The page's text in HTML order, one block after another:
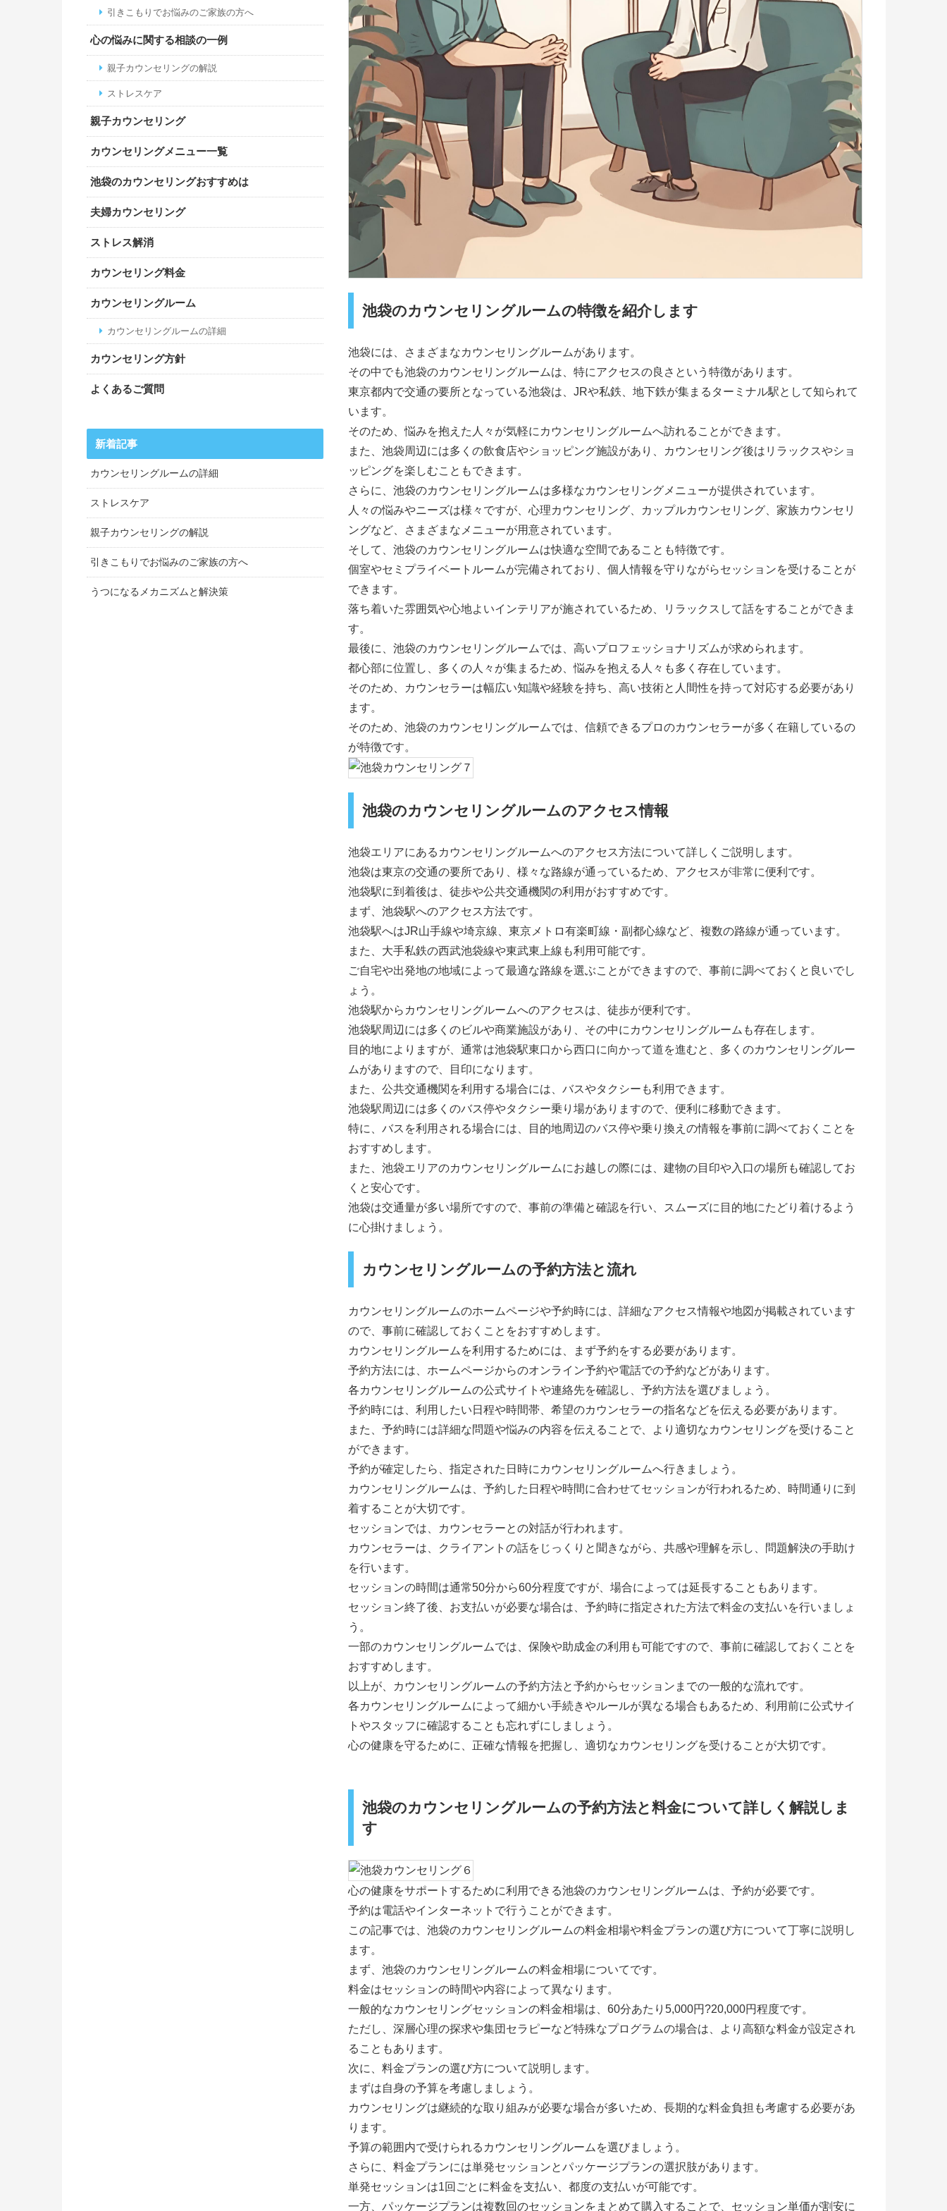
池袋のカウンセリングルームの特徴を紹介します
池袋には、さまざまなカウンセリングルームがあります。
その中でも池袋のカウンセリングルームは、特にアクセスの良さという特徴があります。
東京都内で交通の要所となっている池袋は、JRや私鉄、地下鉄が集まるターミナル駅として知られて
います。
そのため、悩みを抱えた人々が気軽にカウンセリングルームへ訪れることができます。
また、池袋周辺には多くの飲食店やショッピング施設があり、カウンセリング後はリラックスやショ
ッピングを楽しむこともできます。
さらに、池袋のカウンセリングルームは多様なカウンセリングメニューが提供されています。
人々の悩みやニーズは様々ですが、心理カウンセリング、カップルカウンセリング、家族カウンセリ
ングなど、さまざまなメニューが用意されています。
そして、池袋のカウンセリングルームは快適な空間であることも特徴です。
個室やセミプライベートルームが完備されており、個人情報を守りながらセッションを受けることが
できます。
落ち着いた雰囲気や心地よいインテリアが施されているため、リラックスして話をすることができま
す。
最後に、池袋のカウンセリングルームでは、高いプロフェッショナリズムが求められます。
都心部に位置し、多くの人々が集まるため、悩みを抱える人々も多く存在しています。
そのため、カウンセラーは幅広い知識や経験を持ち、高い技術と人間性を持って対応する必要があり
ます。
そのため、池袋のカウンセリングルームでは、信頼できるプロのカウンセラーが多く在籍しているの
が特徴です。
池袋のカウンセリングルームのアクセス情報
池袋エリアにあるカウンセリングルームへのアクセス方法について詳しくご説明します。
池袋は東京の交通の要所であり、様々な路線が通っているため、アクセスが非常に便利です。
池袋駅に到着後は、徒歩や公共交通機関の利用がおすすめです。
まず、池袋駅へのアクセス方法です。
池袋駅へはJR山手線や埼京線、東京メトロ有楽町線・副都心線など、複数の路線が通っています。
また、大手私鉄の西武池袋線や東武東上線も利用可能です。
ご自宅や出発地の地域によって最適な路線を選ぶことができますので、事前に調べておくと良いでし
ょう。
池袋駅からカウンセリングルームへのアクセスは、徒歩が便利です。
池袋駅周辺には多くのビルや商業施設があり、その中にカウンセリングルームも存在します。
目的地によりますが、通常は池袋駅東口から西口に向かって道を進むと、多くのカウンセリングルー
ムがありますので、目印になります。
また、公共交通機関を利用する場合には、バスやタクシーも利用できます。
池袋駅周辺には多くのバス停やタクシー乗り場がありますので、便利に移動できます。
特に、バスを利用される場合には、目的地周辺のバス停や乗り換えの情報を事前に調べておくことを
おすすめします。
また、池袋エリアのカウンセリングルームにお越しの際には、建物の目印や入口の場所も確認してお
くと安心です。
池袋は交通量が多い場所ですので、事前の準備と確認を行い、スムーズに目的地にたどり着けるよう
に心掛けましょう。
カウンセリングルームの予約方法と流れ
カウンセリングルームのホームページや予約時には、詳細なアクセス情報や地図が掲載されています
ので、事前に確認しておくことをおすすめします。
カウンセリングルームを利用するためには、まず予約をする必要があります。
予約方法には、ホームページからのオンライン予約や電話での予約などがあります。
各カウンセリングルームの公式サイトや連絡先を確認し、予約方法を選びましょう。
予約時には、利用したい日程や時間帯、希望のカウンセラーの指名などを伝える必要があります。
また、予約時には詳細な問題や悩みの内容を伝えることで、より適切なカウンセリングを受けること
ができます。
予約が確定したら、指定された日時にカウンセリングルームへ行きましょう。
カウンセリングルームは、予約した日程や時間に合わせてセッションが行われるため、時間通りに到
着することが大切です。
セッションでは、カウンセラーとの対話が行われます。
カウンセラーは、クライアントの話をじっくりと聞きながら、共感や理解を示し、問題解決の手助け
を行います。
セッションの時間は通常50分から60分程度ですが、場合によっては延長することもあります。
セッション終了後、お支払いが必要な場合は、予約時に指定された方法で料金の支払いを行いましょ
う。
一部のカウンセリングルームでは、保険や助成金の利用も可能ですので、事前に確認しておくことを
おすすめします。
以上が、カウンセリングルームの予約方法と予約からセッションまでの一般的な流れです。
各カウンセリングルームによって細かい手続きやルールが異なる場合もあるため、利用前に公式サイ
トやスタッフに確認することも忘れずにしましょう。
心の健康を守るために、正確な情報を把握し、適切なカウンセリングを受けることが大切です。
池袋のカウンセリングルームの予約方法と料金について詳しく解説しま
す
心の健康をサポートするために利用できる池袋のカウンセリングルームは、予約が必要です。
予約は電話やインターネットで行うことができます。
この記事では、池袋のカウンセリングルームの料金相場や料金プランの選び方について丁寧に説明し
ます。
まず、池袋のカウンセリングルームの料金相場についてです。
料金はセッションの時間や内容によって異なります。
一般的なカウンセリングセッションの料金相場は、60分あたり5,000円?20,000円程度です。
ただし、深層心理の探求や集団セラピーなど特殊なプログラムの場合は、より高額な料金が設定され
ることもあります。
次に、料金プランの選び方について説明します。
まずは自身の予算を考慮しましょう。
カウンセリングは継続的な取り組みが必要な場合が多いため、長期的な料金負担も考慮する必要があ
ります。
予算の範囲内で受けられるカウンセリングルームを選びましょう。
さらに、料金プランには単発セッションとパッケージプランの選択肢があります。
単発セッションは1回ごとに料金を支払い、都度の支払いが可能です。
一方、パッケージプランは複数回のセッションをまとめて購入することで、セッション単価が割安に
引きこもりでお悩みのご家族の方へ
心の悩みに関する相談の一例
親子カウンセリングの解説
ストレスケア
親子カウンセリング
カウンセリングメニュー一覧
池袋のカウンセリングおすすめは
夫婦カウンセリング
ストレス解消
カウンセリング料金
カウンセリングルーム
カウンセリングルームの詳細
カウンセリング方針
よくあるご質問
カウンセリングルームの詳細
ストレスケア
親子カウンセリングの解説
引きこもりでお悩みのご家族の方へ
うつになるメカニズムと解決策